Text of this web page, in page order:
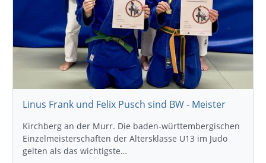
Linus Frank und Felix Pusch sind BW - Meister
Kirchberg an der Murr. Die baden-württembergischen
Einzelmeisterschaften der Altersklasse U13 im Judo
gelten als das wichtigste…